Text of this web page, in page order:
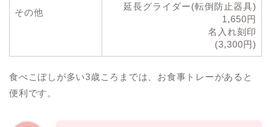
その他
延長グライダー(転倒防止器具)
1,650円
名入れ刻印
(3,300円)
食べこぼしが多い3歳ころまでは、お食事トレーがあると
便利です。